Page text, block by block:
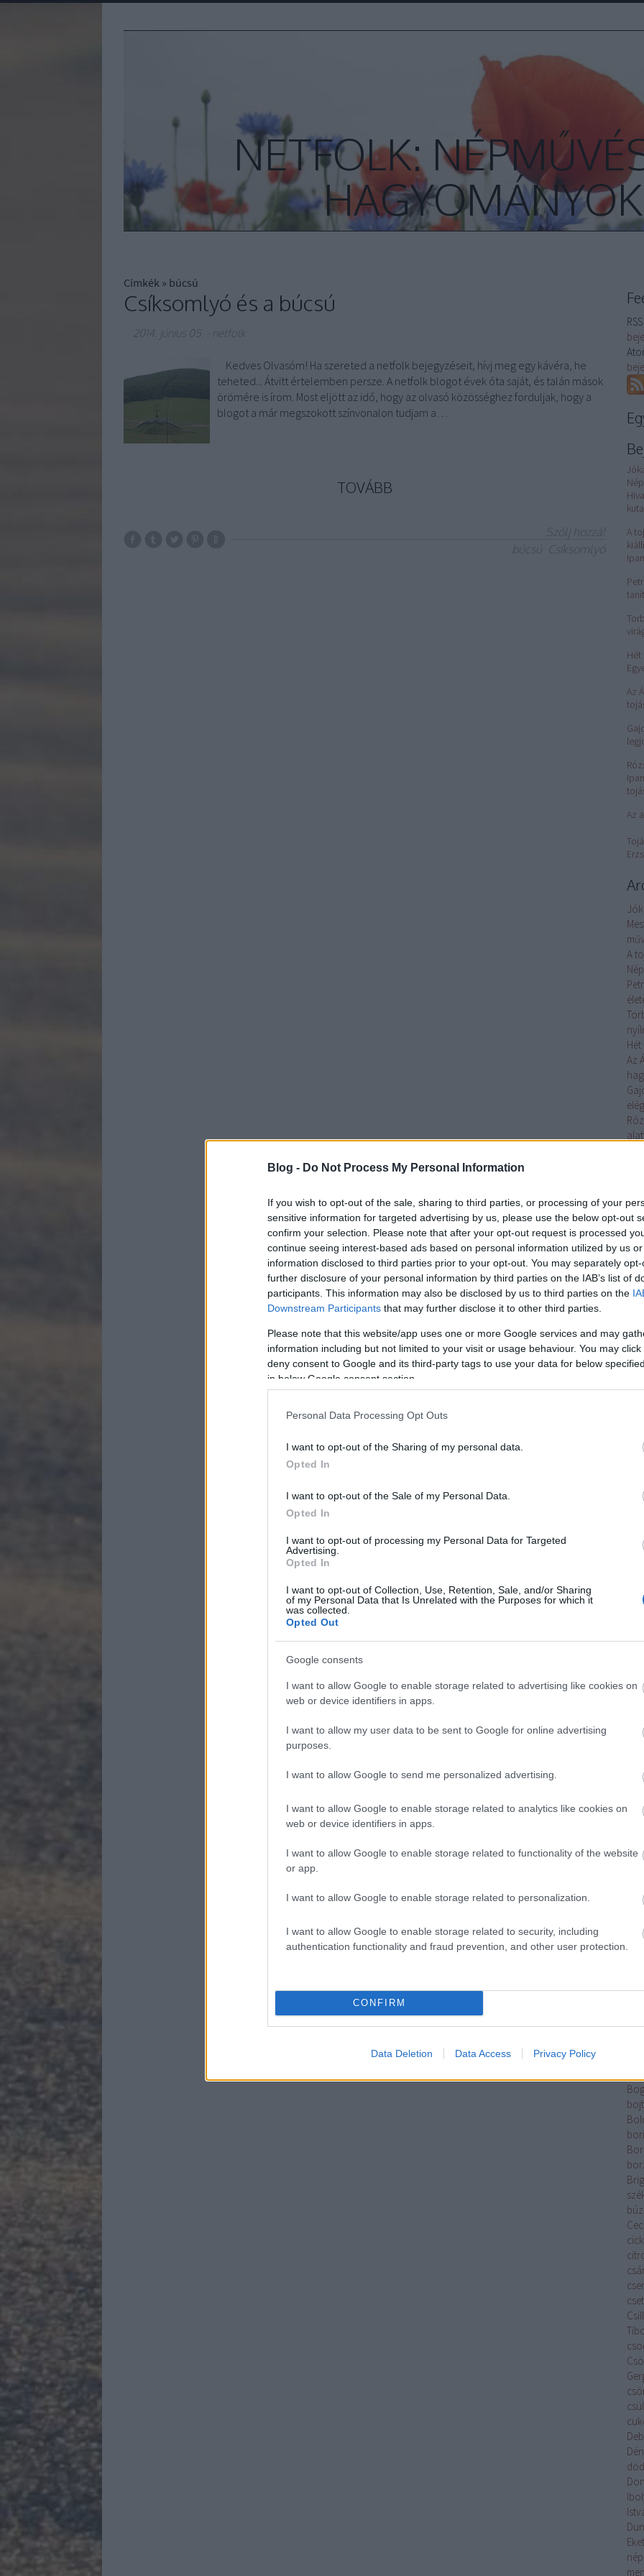
Blog - Do Not Process My Personal Information
If you wish to opt-out of the sale, sharing to third parties, or processing of your
sensitive information for targeted advertising by us, please use the below opt-out
confirm your selection. Please note that after your opt-out request is processed
continue seeing interest-based ads based on personal information utilized by us
information disclosed to third parties prior to your opt-out. You may separately
further disclosure of your personal information by third parties on the IAB’s list of
participants. This information may also be disclosed by us to third parties on the
Downstream Participants that may further disclose it to other third parties.
Please note that this website/app uses one or more Google services and may
information including but not limited to your visit or usage behaviour. You may
deny consent to Google and its third-party tags to use your data for below
in below Google consent section.
Personal Data Processing Opt Outs
I want to opt-out of the Sharing of my personal data.
Opted In
I want to opt-out of the Sale of my Personal Data.
Opted In
I want to opt-out of processing my Personal Data for Targeted
Advertising.
Opted In
I want to opt-out of Collection, Use, Retention, Sale, and/or Sharing
of my Personal Data that Is Unrelated with the Purposes for which it
was collected.
Opted Out
Google consents
I want to allow Google to enable storage related to advertising like cookies on
web or device identifiers in apps.
I want to allow my user data to be sent to Google for online advertising
purposes.
I want to allow Google to send me personalized advertising.
I want to allow Google to enable storage related to analytics like cookies on
web or device identifiers in apps.
I want to allow Google to enable storage related to functionality of the website
or app.
I want to allow Google to enable storage related to personalization.
I want to allow Google to enable storage related to security, including
authentication functionality and fraud prevention, and other user protection.
CONFIRM
Data Deletion Data Access Privacy Policy
NETFOLK:
HAGYOMÁNYOK
Címkék » búcsú
Csíksomlyó és a búcsú
2014. június 05. netfolk
Kedves Olvasóm! Ha szereted a netfolk bejegyzéseit, hívj meg egy kávéra, he
teheted... Átvitt értelemben persze. A netfolk blogot évek óta saját, és talán mások
örömére is írom. Most eljött az idő, hogy az olvasó közösséghez forduljak, hogy a
blogot a már megszokott színvonalon tudjam a…
TOVÁBB
Szólj hozzá!
búcsú
Csíksomlyó
A
Hét
Az
Az
A
Az
Elek